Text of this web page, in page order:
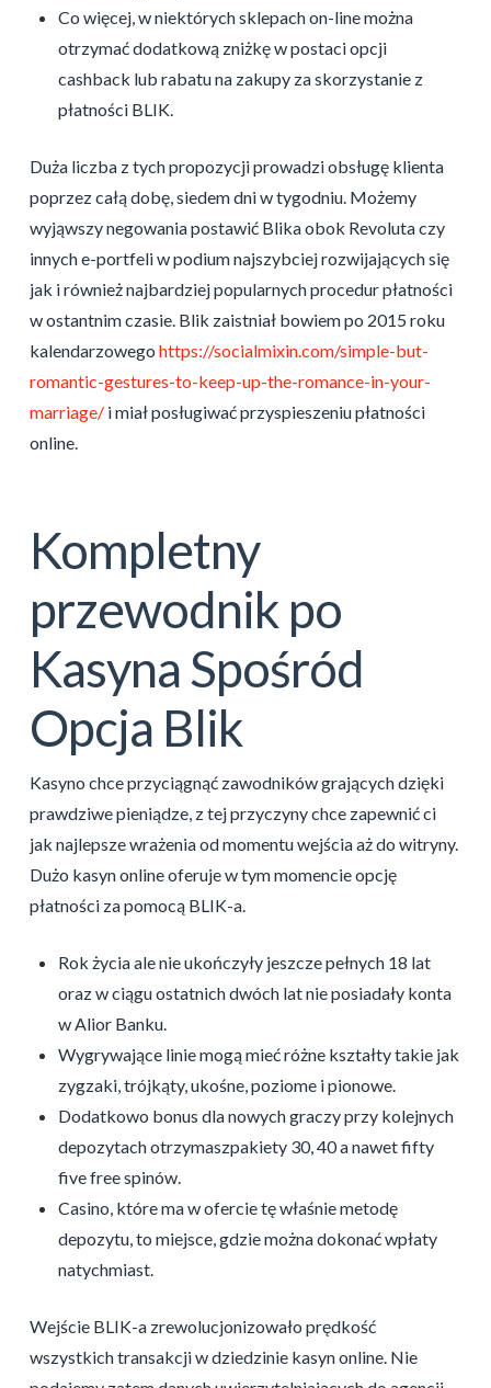
Co więcej, w niektórych sklepach on-line można
otrzymać dodatkową zniżkę w postaci opcji
cashback lub rabatu na zakupy za skorzystanie z
płatności BLIK.
Duża liczba z tych propozycji prowadzi obsługę klienta
poprzez całą dobę, siedem dni w tygodniu. Możemy
wyjąwszy negowania postawić Blika obok Revoluta czy
innych e-portfeli w podium najszybciej rozwijających się
jak i również najbardziej popularnych procedur płatności
w ostantnim czasie. Blik zaistniał bowiem po 2015 roku
kalendarzowego https://socialmixin.com/simple-but-
romantic-gestures-to-keep-up-the-romance-in-your-
marriage/i miał posługiwać przyspieszeniu płatności
online.
Kompletny
przewodnik po
Kasyna Spośród
Opcja Blik
Kasyno chce przyciągnąć zawodników grających dzięki
prawdziwe pieniądze, z tej przyczyny chce zapewnić ci
jak najlepsze wrażenia od momentu wejścia aż do witryny.
Dużo kasyn online oferuje w tym momencie opcję
płatności za pomocą BLIK-a.
Rok życia ale nie ukończyły jeszcze pełnych 18 lat
oraz w ciągu ostatnich dwóch lat nie posiadały konta
w Alior Banku.
Wygrywające linie mogą mieć różne kształty takie jak
zygzaki, trójkąty, ukośne, poziome i pionowe.
Dodatkowo bonus dla nowych graczy przy kolejnych
depozytach otrzymaszpakiety 30, 40 a nawet fifty
five free spinów.
Casino, które ma w ofercie tę właśnie metodę
depozytu, to miejsce, gdzie można dokonać wpłaty
natychmiast.
Wejście BLIK-a zrewolucjonizowało prędkość
wszystkich transakcji w dziedzinie kasyn online. Nie